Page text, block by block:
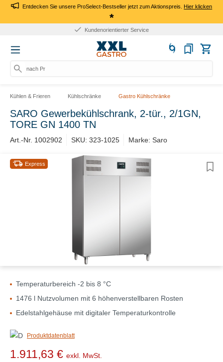
Entdecken Sie unsere ProSelect-Bestseller jetzt zum Aktionspreis.Hier klicken
*
Kundenorientierter Service
nach Pro
Kühlen & Frieren Kühlschränke Gastro Kühlschränke
SARO Gewerbekühlschrank, 2-tür., 2/1GN,
TORE GN 1400 TN
Art.-Nr. 1002902 SKU: 323-1025 Marke: Saro
Express
Temperaturbereich -2 bis 8 °C
1476 l Nutzvolumen mit 6 höhenverstellbaren Rosten
Edelstahlgehäuse mit digitaler Temperaturkontrolle
Produktdatenblatt
1.911,63 € exkl. MwSt.